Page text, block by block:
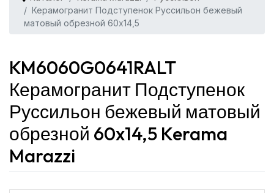
Керамогранит Подступенок Руссильон бежевый
матовый обрезной 60x14,5
KM6060G0641RALT
Керамогранит Подступенок
Руссильон бежевый матовый
обрезной 60x14,5 Kerama
Marazzi